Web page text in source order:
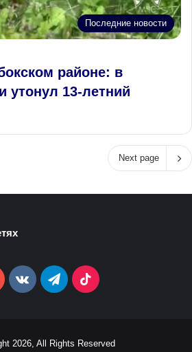
Последние новости
районе: в
утонул 13‑летний
Next page
vk.comTelegramTikTok
2026, All Rights Reserved